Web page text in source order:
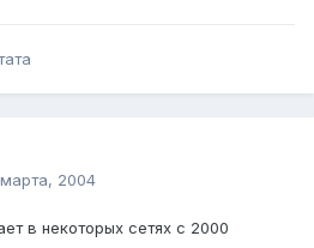
2004
в некоторых сетях с 2000